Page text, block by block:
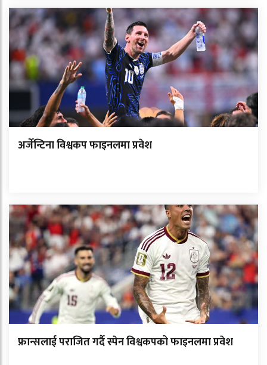
अर्जेन्टिना विश्वकप फाइनलमा प्रवेश
फ्रान्सलाई पराजित गर्दै स्पेन विश्वकपको फाइनलमा प्रवेश